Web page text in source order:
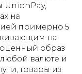
UnionPay,
на
примерно 5
на
образ
валюте и
товары из